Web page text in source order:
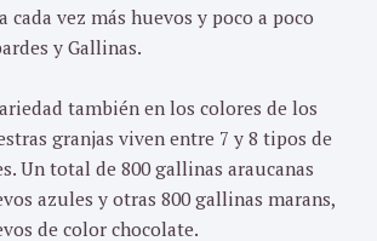
cada vez más huevos y poco a poco
y Gallinas.
también en los colores de los
granjas viven entre 7 y 8 tipos de
Un total de 800 gallinas araucanas
azules y otras 800 gallinas marans,
de color chocolate.